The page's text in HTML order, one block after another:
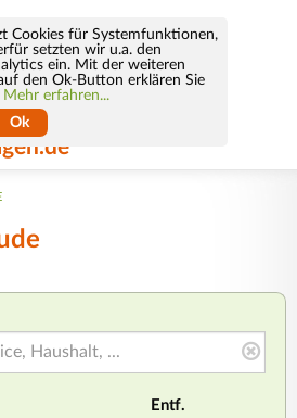
Cookies für Systemfunktionen,
setzten wir u.a. den
ein. Mit der weiteren
den Ok-Button erklären Sie
Mehr erfahren...
Ok
Entf.